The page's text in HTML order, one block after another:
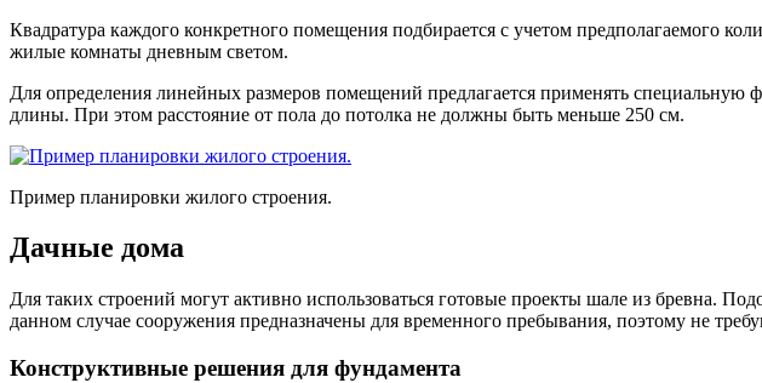
Квадратура каждого конкретного помещения подбирается с учетом предполагаемого
жилые комнаты дневным светом.
Для определения линейных размеров помещений предлагается применять
длины. При этом расстояние от пола до потолка не должны быть меньше 250 см.
Пример планировки жилого строения.
Дачные дома
Для таких строений могут активно использоваться готовые проекты шале из бревна.
данном случае сооружения предназначены для временного пребывания, поэтому не
Конструктивные решения для фундамента